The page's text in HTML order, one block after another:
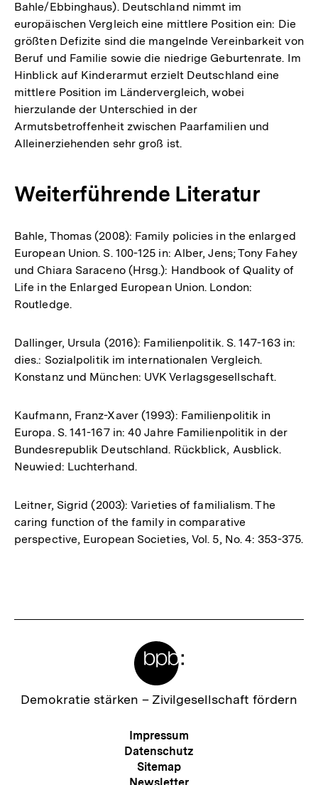
Bahle/Ebbinghaus). Deutschland nimmt im
europäischen Vergleich eine mittlere Position ein: Die
größten Defizite sind die mangelnde Vereinbarkeit von
Beruf und Familie sowie die niedrige Geburtenrate. Im
Hinblick auf Kinderarmut erzielt Deutschland eine
mittlere Position im Ländervergleich, wobei
hierzulande der Unterschied in der
Armutsbetroffenheit zwischen Paarfamilien und
Alleinerziehenden sehr groß ist.
Weiterführende Literatur
Bahle, Thomas (2008): Family policies in the enlarged
European Union. S. 100-125 in: Alber, Jens; Tony Fahey
und Chiara Saraceno (Hrsg.): Handbook of Quality of
Life in the Enlarged European Union. London:
Routledge.
Dallinger, Ursula (2016): Familienpolitik. S. 147-163 in:
dies.: Sozialpolitik im internationalen Vergleich.
Konstanz und München: UVK Verlagsgesellschaft.
Kaufmann, Franz-Xaver (1993): Familienpolitik in
Europa. S. 141-167 in: 40 Jahre Familienpolitik in der
Bundesrepublik Deutschland. Rückblick, Ausblick.
Neuwied: Luchterhand.
Leitner, Sigrid (2003): Varieties of familialism. The
caring function of the family in comparative
perspective, European Societies, Vol. 5, No. 4: 353-375.
Zur
Demokratie stärken – Zivilgesellschaft fördern
Meta-
Navigation
Impressum
Datenschutz
Sitemap